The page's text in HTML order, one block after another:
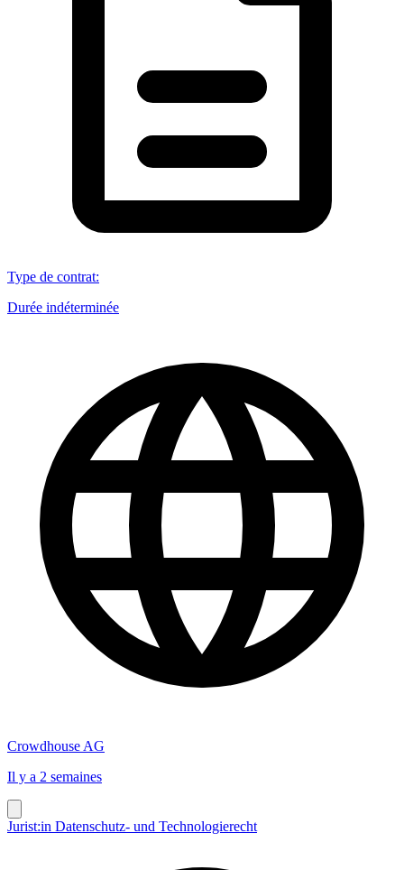
Type de contrat:
Durée indéterminée
Crowdhouse AG
Il y a 2 semaines
Jurist:in Datenschutz- und Technologierecht